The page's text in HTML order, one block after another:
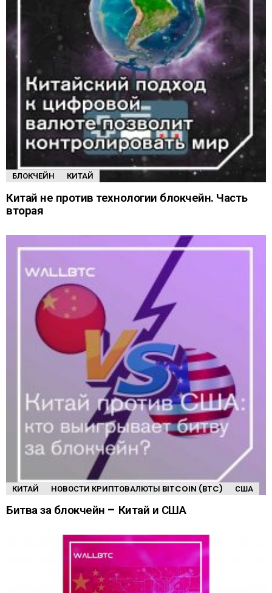
БЛОКЧЕЙН КИТАЙ
Китай не против технологии блокчейн. Часть
вторая
КИТАЙ НОВОСТИ КРИПТОВАЛЮТЫ BITCOIN (BTC) США
Битва за блокчейн – Китай и США